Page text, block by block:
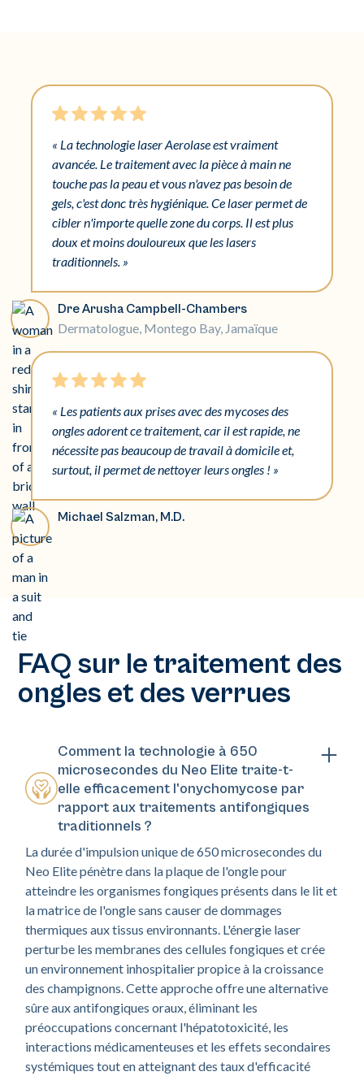
« La technologie laser Aerolase est vraiment
avancée. Le traitement avec la pièce à main ne
touche pas la peau et vous n'avez pas besoin de
gels, c'est donc très hygiénique. Ce laser permet de
cibler n'importe quelle zone du corps. Il est plus
doux et moins douloureux que les lasers
traditionnels. »
Dre Arusha Campbell-Chambers
Dermatologue, Montego Bay, Jamaïque
« Les patients aux prises avec des mycoses des
ongles adorent ce traitement, car il est rapide, ne
nécessite pas beaucoup de travail à domicile et,
surtout, il permet de nettoyer leurs ongles ! »
Michael Salzman, M.D.
FAQ sur le traitement des
ongles et des verrues
Comment la technologie à 650
microsecondes du Neo Elite traite-t-
elle efficacement l'onychomycose par
rapport aux traitements antifongiques
traditionnels ?
La durée d'impulsion unique de 650 microsecondes du
Neo Elite pénètre dans la plaque de l'ongle pour
atteindre les organismes fongiques présents dans le lit et
la matrice de l'ongle sans causer de dommages
thermiques aux tissus environnants. L'énergie laser
perturbe les membranes des cellules fongiques et crée
un environnement inhospitalier propice à la croissance
des champignons. Cette approche offre une alternative
sûre aux antifongiques oraux, éliminant les
préoccupations concernant l'hépatotoxicité, les
interactions médicamenteuses et les effets secondaires
systémiques tout en atteignant des taux d'efficacité